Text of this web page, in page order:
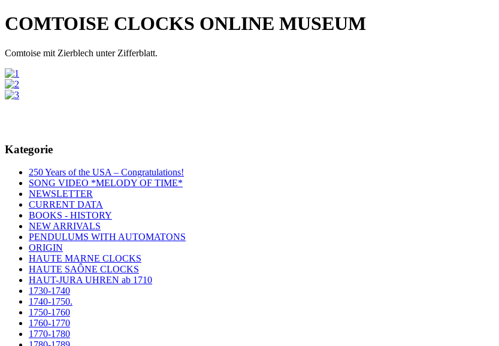
COMTOISE CLOCKS ONLINE MUSEUM
Comtoise mit Zierblech unter Zifferblatt.
Kategorie
250 Years of the USA – Congratulations!
SONG VIDEO *MELODY OF TIME*
NEWSLETTER
CURRENT DATA
BOOKS - HISTORY
NEW ARRIVALS
PENDULUMS WITH AUTOMATONS
ORIGIN
HAUTE MARNE CLOCKS
HAUTE SAÔNE CLOCKS
HAUT-JURA UHREN ab 1710
1730-1740
1740-1750.
1750-1760
1760-1770
1770-1780